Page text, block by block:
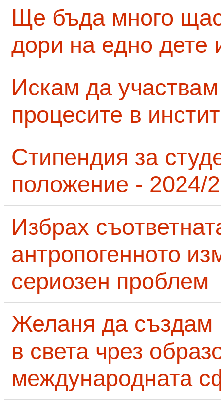
Ще бъда много
дори на едно дете
Искам да
процесите в
Стипендия за
положение - 2024/
Избрах
антропогенното
сериозен проблем
Желаня да създам
в света чрез
международната